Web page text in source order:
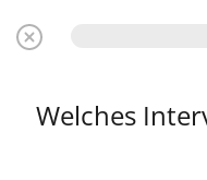
Welches